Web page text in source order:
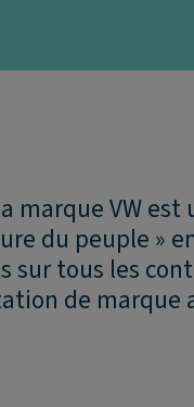
marque VW est
du peuple »
sur tous les
de marque